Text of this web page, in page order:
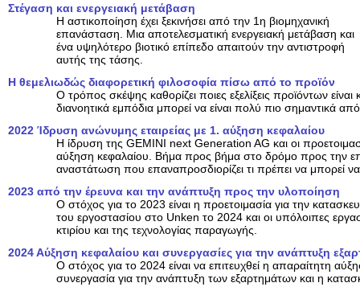
Στέγαση και ενεργειακή μετάβαση
Η αστικοποίηση έχει ξεκινήσει από την 1η βιομηχανική
επανάσταση. Μια αποτελεσματική ενεργειακή μετάβαση και
ένα υψηλότερο βιοτικό επίπεδο απαιτούν την αντιστροφή
αυτής της τάσης.
Η θεμελιωδώς διαφορετική φιλοσοφία πίσω από το προϊόν
Ο τρόπος σκέψης καθορίζει ποιες εξελίξεις προϊόντων
διανοητικά εμπόδια μπορεί να είναι πολύ πιο σημαντικά από
2022 Ίδρυση ανώνυμης εταιρείας με 1. αύξηση κεφαλαίου
Η ίδρυση της GEMINI next Generation AG και οι
αύξηση κεφαλαίου. Βήμα προς βήμα στο δρόμο προς την
αναστάτωση που επαναπροσδιορίζει τι πρέπει να μπορεί να
2023 από την έρευνα και την ανάπτυξη προς την υλοποίηση
Ο στόχος για το 2023 είναι η προετοιμασία για την
του εργοστασίου στο Unken το 2024 και οι υπόλοιπες
κτιρίου και της τεχνολογίας παραγωγής.
2024 Αύξηση κεφαλαίου και συνεργασίες για την ανάπτυξη
Ο στόχος για το 2024 είναι να επιτευχθεί η απαραίτητη
συνεργασία για την ανάπτυξη των εξαρτημάτων και η